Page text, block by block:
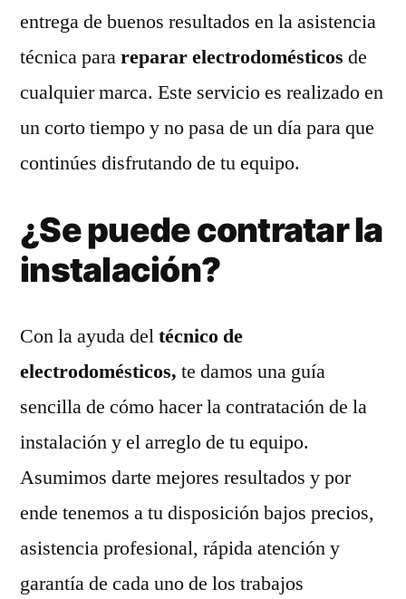
entrega de buenos resultados en la asistencia
técnica parareparar electrodomésticos de
cualquier marca. Este servicio es realizado en
un corto tiempo y no pasa de un día para que
continúes disfrutando de tu equipo.
¿Se puede contratar la
instalación?
Con la ayuda deltécnico de
electrodomésticos, te damos una guía
sencilla de cómo hacer la contratación de la
instalación y el arreglo de tu equipo.
Asumimos darte mejores resultados y por
ende tenemos a tu disposición bajos precios,
asistencia profesional, rápida atención y
garantía de cada uno de los trabajos